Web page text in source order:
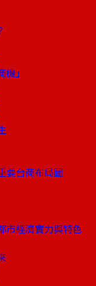
」
要台商布局圖
經濟實力與特色